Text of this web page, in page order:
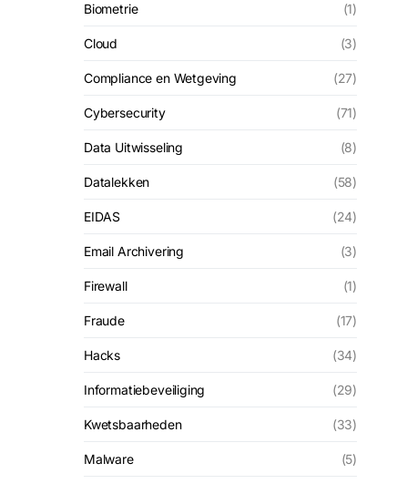
Biometrie (1)
Cloud (3)
Compliance en Wetgeving (27)
Cybersecurity (71)
Data Uitwisseling (8)
Datalekken (58)
EIDAS (24)
Email Archivering (3)
Firewall (1)
Fraude (17)
Hacks (34)
Informatiebeveiliging (29)
Kwetsbaarheden (33)
Malware (5)